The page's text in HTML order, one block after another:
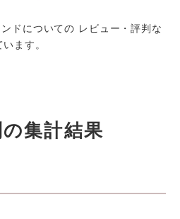
ドについての レビュー・評判な
ます。
集計結果